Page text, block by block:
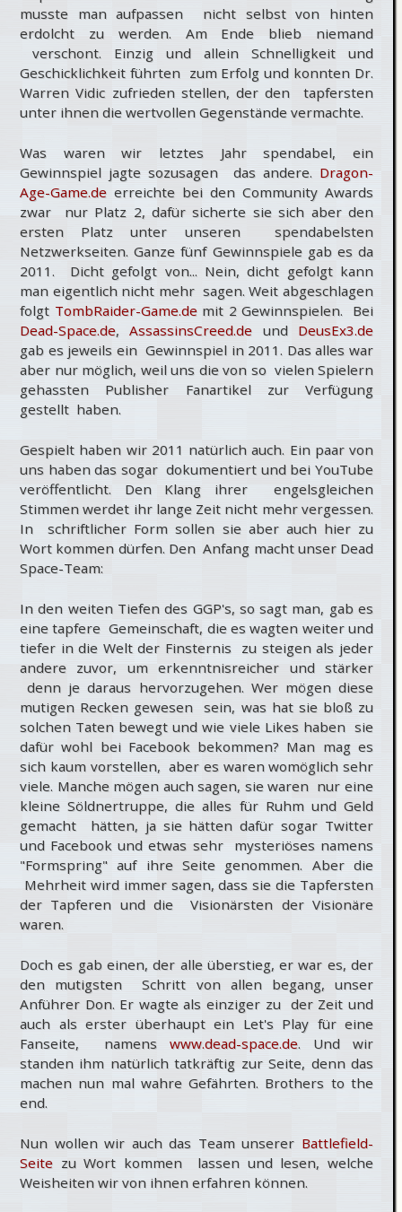
musste man aufpassen nicht selbst von hinten
erdolcht zu werden. Am Ende blieb niemand
verschont. Einzig und allein Schnelligkeit und
Geschicklichkeit führten zum Erfolg und konnten Dr.
Warren Vidic zufrieden stellen, der den tapfersten
unter ihnen die wertvollen Gegenstände vermachte.
Was waren wir letztes Jahr spendabel, ein
Gewinnspiel jagte sozusagen das andere. Dragon-
Age-Game.de erreichte bei den Community Awards
zwar nur Platz 2, dafür sicherte sie sich aber den
ersten Platz unter unseren spendabelsten
Netzwerkseiten. Ganze fünf Gewinnspiele gab es da
2011. Dicht gefolgt von... Nein, dicht gefolgt kann
man eigentlich nicht mehr sagen. Weit abgeschlagen
folgt TombRaider-Game.demit 2 Gewinnspielen. Bei
Dead-Space.de,AssassinsCreed.de und DeusEx3.de
gab es jeweils ein Gewinnspiel in 2011. Das alles war
aber nur möglich, weil uns die von so vielen Spielern
gehassten Publisher Fanartikel zur Verfügung
gestellt haben.
Gespielt haben wir 2011 natürlich auch. Ein paar von
uns haben das sogar dokumentiert und bei YouTube
veröffentlicht. Den Klang ihrer engelsgleichen
Stimmen werdet ihr lange Zeit nicht mehr vergessen.
In schriftlicher Form sollen sie aber auch hier zu
Wort kommen dürfen. Den Anfang macht unser Dead
Space-Team:
In den weiten Tiefen des GGP's, so sagt man, gab es
eine tapfere Gemeinschaft, die es wagten weiter und
tiefer in die Welt der Finsternis zu steigen als jeder
andere zuvor, um erkenntnisreicher und stärker
denn je daraus hervorzugehen. Wer mögen diese
mutigen Recken gewesen sein, was hat sie bloß zu
solchen Taten bewegt und wie viele Likes haben sie
dafür wohl bei Facebook bekommen? Man mag es
sich kaum vorstellen, aber es waren womöglich sehr
viele. Manche mögen auch sagen, sie waren nur eine
kleine Söldnertruppe, die alles für Ruhm und Geld
gemacht hätten, ja sie hätten dafür sogar Twitter
und Facebook und etwas sehr mysteriöses namens
"Formspring" auf ihre Seite genommen. Aber die
Mehrheit wird immer sagen, dass sie die Tapfersten
der Tapferen und die Visionärsten der Visionäre
waren.
Doch es gab einen, der alle überstieg, er war es, der
den mutigsten Schritt von allen begang, unser
Anführer Don. Er wagte als einziger zu der Zeit und
auch als erster überhaupt ein Let's Play für eine
Fanseite, namens www.dead-space.de. Und wir
standen ihm natürlich tatkräftig zur Seite, denn das
machen nun mal wahre Gefährten. Brothers to the
end.
Nun wollen wir auch das Team unserer Battlefield-
Seite zu Wort kommen lassen und lesen, welche
Weisheiten wir von ihnen erfahren können.